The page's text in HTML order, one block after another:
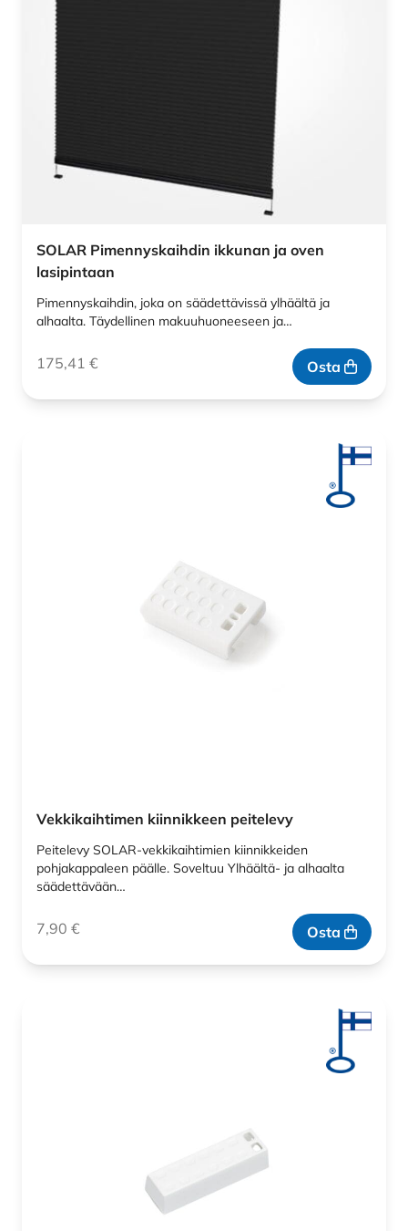
SOLAR Pimennyskaihdin ikkunan ja oven
lasipintaan
Pimennyskaihdin, joka on säädettävissä ylhäältä ja
alhaalta. Täydellinen makuuhuoneeseen ja…
175,41 € Osta
Vekkikaihtimen kiinnikkeen peitelevy
Peitelevy SOLAR-vekkikaihtimien kiinnikkeiden
pohjakappaleen päälle. Soveltuu Ylhäältä- ja alhaalta
säädettävään…
7,90 € Osta